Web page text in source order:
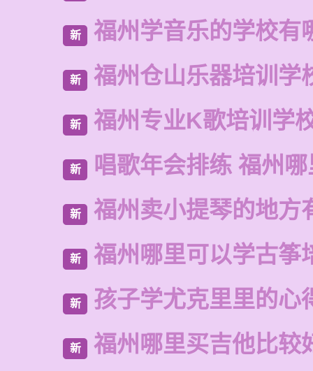
新 福州学音乐的学校有
新 福州仓山乐器培训学
新 福州专业K歌培训学
新 唱歌年会排练 福州
新 福州卖小提琴的地方
新 福州哪里可以学古筝
新 孩子学尤克里里的心
新 福州哪里买吉他比较